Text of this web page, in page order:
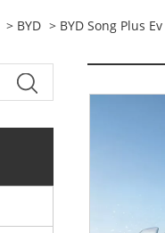
> BYD > BYD Song Plus Ev